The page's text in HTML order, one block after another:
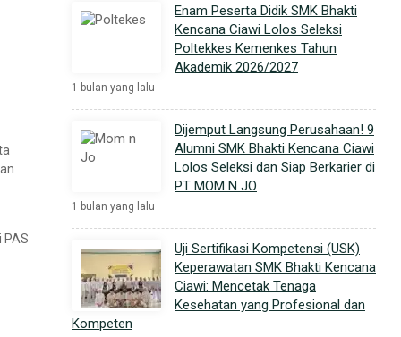
PAS
Enam Peserta Didik SMK Bhakti
Kencana Ciawi Lolos Seleksi
Poltekkes Kemenkes Tahun
Akademik 2026/2027
1 bulan yang lalu
Dijemput Langsung Perusahaan! 9
Alumni SMK Bhakti Kencana Ciawi
Lolos Seleksi dan Siap Berkarier di
PT MOM N JO
1 bulan yang lalu
Uji Sertifikasi Kompetensi (USK)
Keperawatan SMK Bhakti Kencana
Ciawi: Mencetak Tenaga
Kesehatan yang Profesional dan
Kompeten